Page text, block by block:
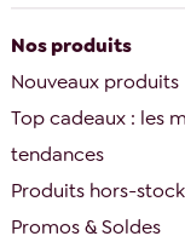
Nos produits
Nouveaux produits
Top cadeaux : les
tendances
Produits hors-stock
Promos & Soldes